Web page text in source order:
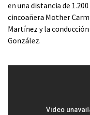
en una distancia de
cincoañera Mother
Martínez y la
González.